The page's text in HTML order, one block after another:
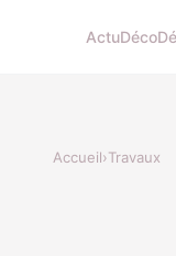
ActuDéco
Accueil›Travaux